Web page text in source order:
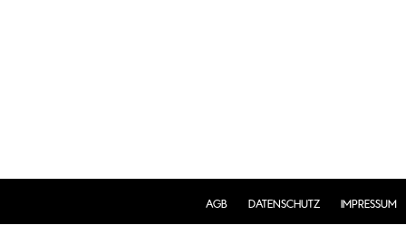
AGB DATENSCHUTZ IMPRESSUM